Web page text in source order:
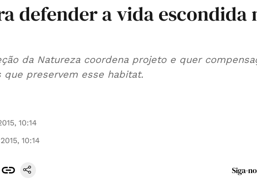
defender a vida escondida
da Natureza coordena projeto e quer
que preservem esse habitat.
10:14
10:14
Siga-